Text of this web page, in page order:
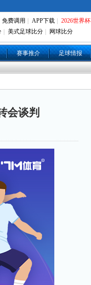
免费调用 APP下载
2026世界杯
美式足球比分 网球比分
赛事推介 足球情报
会谈判